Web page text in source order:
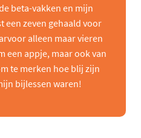
beta-vakken en mijn
een zeven gehaald voor
alleen maar vieren
een appje, maar ook van
te merken hoe blij zijn
bijlessen waren!